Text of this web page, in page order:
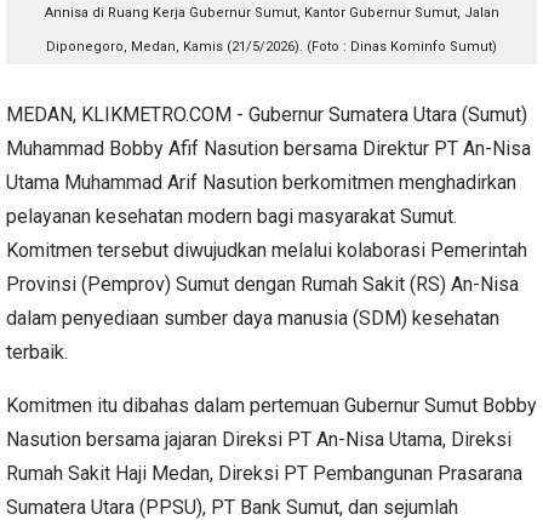
Annisa di Ruang Kerja Gubernur Sumut, Kantor Gubernur Sumut, Jalan
Diponegoro, Medan, Kamis (21/5/2026). (Foto : Dinas Kominfo Sumut)
MEDAN, KLIKMETRO.COM - Gubernur Sumatera Utara (Sumut)
Muhammad Bobby Afif Nasution bersama Direktur PT An-Nisa
Utama Muhammad Arif Nasution berkomitmen menghadirkan
pelayanan kesehatan modern bagi masyarakat Sumut.
Komitmen tersebut diwujudkan melalui kolaborasi Pemerintah
Provinsi (Pemprov) Sumut dengan Rumah Sakit (RS) An-Nisa
dalam penyediaan sumber daya manusia (SDM) kesehatan
terbaik.
Komitmen itu dibahas dalam pertemuan Gubernur Sumut Bobby
Nasution bersama jajaran Direksi PT An-Nisa Utama, Direksi
Rumah Sakit Haji Medan, Direksi PT Pembangunan Prasarana
Sumatera Utara (PPSU), PT Bank Sumut, dan sejumlah